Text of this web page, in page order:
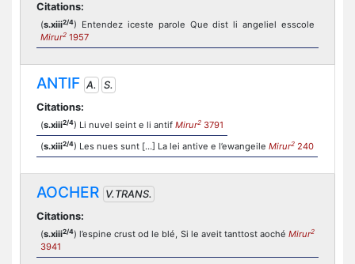
Citations:
(s.xiii2/4) Entendez iceste parole Que dist li angeliel esscole
Mirur2 1957
ANTIF A.
S.
Citations:
(s.xiii2/4) Li nuvel seint e li antif Mirur2 3791
(s.xiii2/4) Les nues sunt […] La lei antive e l’ewangeile Mirur2 240
AOCHER V.TRANS.
Citations:
(s.xiii2/4) l’espine crust od le blé, Si le aveit tanttost aoché Mirur2
3941